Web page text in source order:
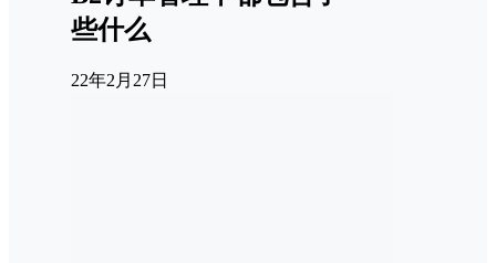
些什么
22年2月27日